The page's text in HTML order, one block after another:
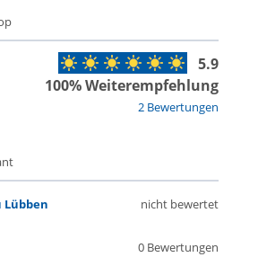
2 Bewertungen
5.9
100% Weiterempfehlung
Lübben
0 Bewertungen
nicht bewertet